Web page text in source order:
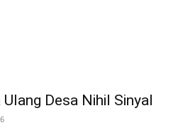
Desa Nihil Sinyal